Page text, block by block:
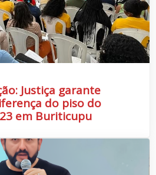
Justiça garante
do piso do
em Buriticupu